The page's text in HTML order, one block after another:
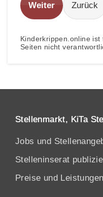
Weiter Zurück
Kinderkrippen.online
Seiten nicht
Stellenmarkt, KiTa
Jobs und
Stelleninserat
Preise und Leistungen